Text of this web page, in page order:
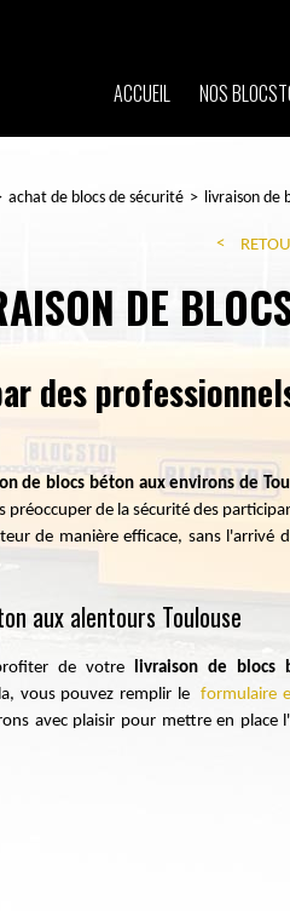
ACCUEIL NOS
achat de blocs de sécurité livraison de
DE
des
de blocs béton aux environs de
de la sécurité des
de manière efficace, sans l'arrivé
aux alentours Toulouse
de votre livraison de blocs
vous pouvez remplir leformulaire
avec plaisir pour mettre en place